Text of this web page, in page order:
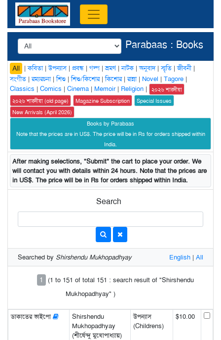
Parabaas : Books
All |কবিতা|উপন্যাস| প্রবন্ধ | গল্প |ভ্রমণ|নাটক |অনুবাদ|স্মৃতি |জীবনী|
সংগীত |রম্যরচনা|শিশু |শিশু/কিশোর|কিশোর|রান্না| Novel | Tagore |
Classics | Comics | Cinema | Memoir| Religion |
২০২৬ শারদীয়া
২০২৬ শারদীয়া (old page)
Magazine Subscription
Special Issues
New Arrivals (April 2026)
Books by Parabaas
Note that the prices are in US$. The price will be in Rs for orders shipped within
India.
After making selections, "Submit" the cart to place your order. We
will contact you with details within 24 hours. Note that the prices are
in US$. The price will be in Rs for orders shipped within India.
Search
Searched by Shirshendu Mukhopadhyay English | All
1
(1 to 151 of total 151 : search result of "Shirshendu
Mukhopadhyay" )
ডাকাতের ভাইপো
Shirshendu
Mukhopadhyay
(শীর্ষেন্দু মুখোপাধ্যায়)
উপন্যাস
(Childrens)
$10.00